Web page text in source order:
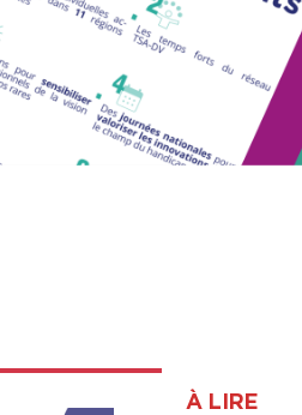
À LIRE